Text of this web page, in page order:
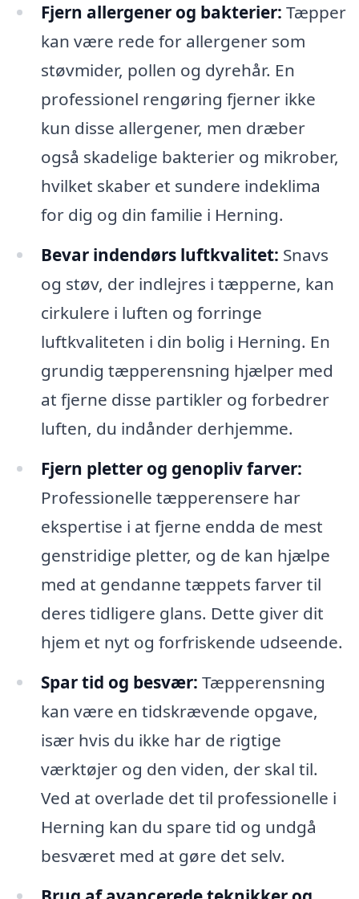
Fjern allergener og bakterier: Tæpper
kan være rede for allergener som
støvmider, pollen og dyrehår. En
professionel rengøring fjerner ikke
kun disse allergener, men dræber
også skadelige bakterier og mikrober,
hvilket skaber et sundere indeklima
for dig og din familie i Herning.
Bevar indendørs luftkvalitet: Snavs
og støv, der indlejres i tæpperne, kan
cirkulere i luften og forringe
luftkvaliteten i din bolig i Herning. En
grundig tæpperensning hjælper med
at fjerne disse partikler og forbedrer
luften, du indånder derhjemme.
Fjern pletter og genopliv farver:
Professionelle tæpperensere har
ekspertise i at fjerne endda de mest
genstridige pletter, og de kan hjælpe
med at gendanne tæppets farver til
deres tidligere glans. Dette giver dit
hjem et nyt og forfriskende udseende.
Spar tid og besvær: Tæpperensning
kan være en tidskrævende opgave,
især hvis du ikke har de rigtige
værktøjer og den viden, der skal til.
Ved at overlade det til professionelle i
Herning kan du spare tid og undgå
besværet med at gøre det selv.